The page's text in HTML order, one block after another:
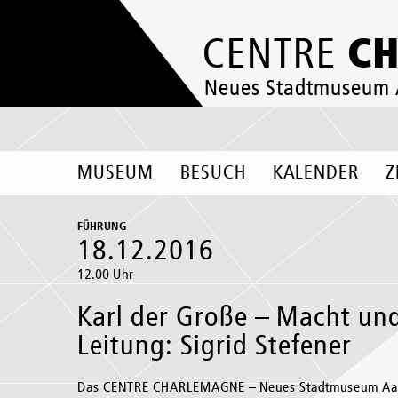
CENTRE
Neues Stadtmuseum
MUSEUM BESUCH KALENDER
FÜHRUNG
18.12.2016
12.00 Uhr
Karl der Große – Macht
Leitung: Sigrid Stefener
Das CENTRE CHARLEMAGNE – Neues Stadtmuseum